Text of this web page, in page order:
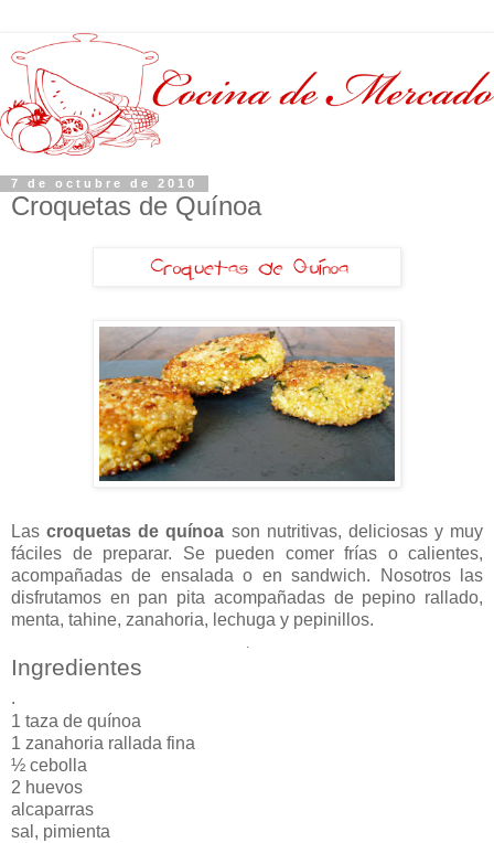
7 de octubre de 2010
Croquetas de Quínoa
Lascroquetas de quínoa son nutritivas, deliciosas y muy
fáciles de preparar. Se pueden comer frías o calientes,
acompañadas de ensalada o en sandwich. Nosotros las
disfrutamos en pan pita acompañadas de pepino rallado,
menta, tahine, zanahoria, lechuga y pepinillos.
.
Ingredientes
.
1 taza de quínoa
1 zanahoria rallada fina
½ cebolla
2 huevos
alcaparras
sal, pimienta